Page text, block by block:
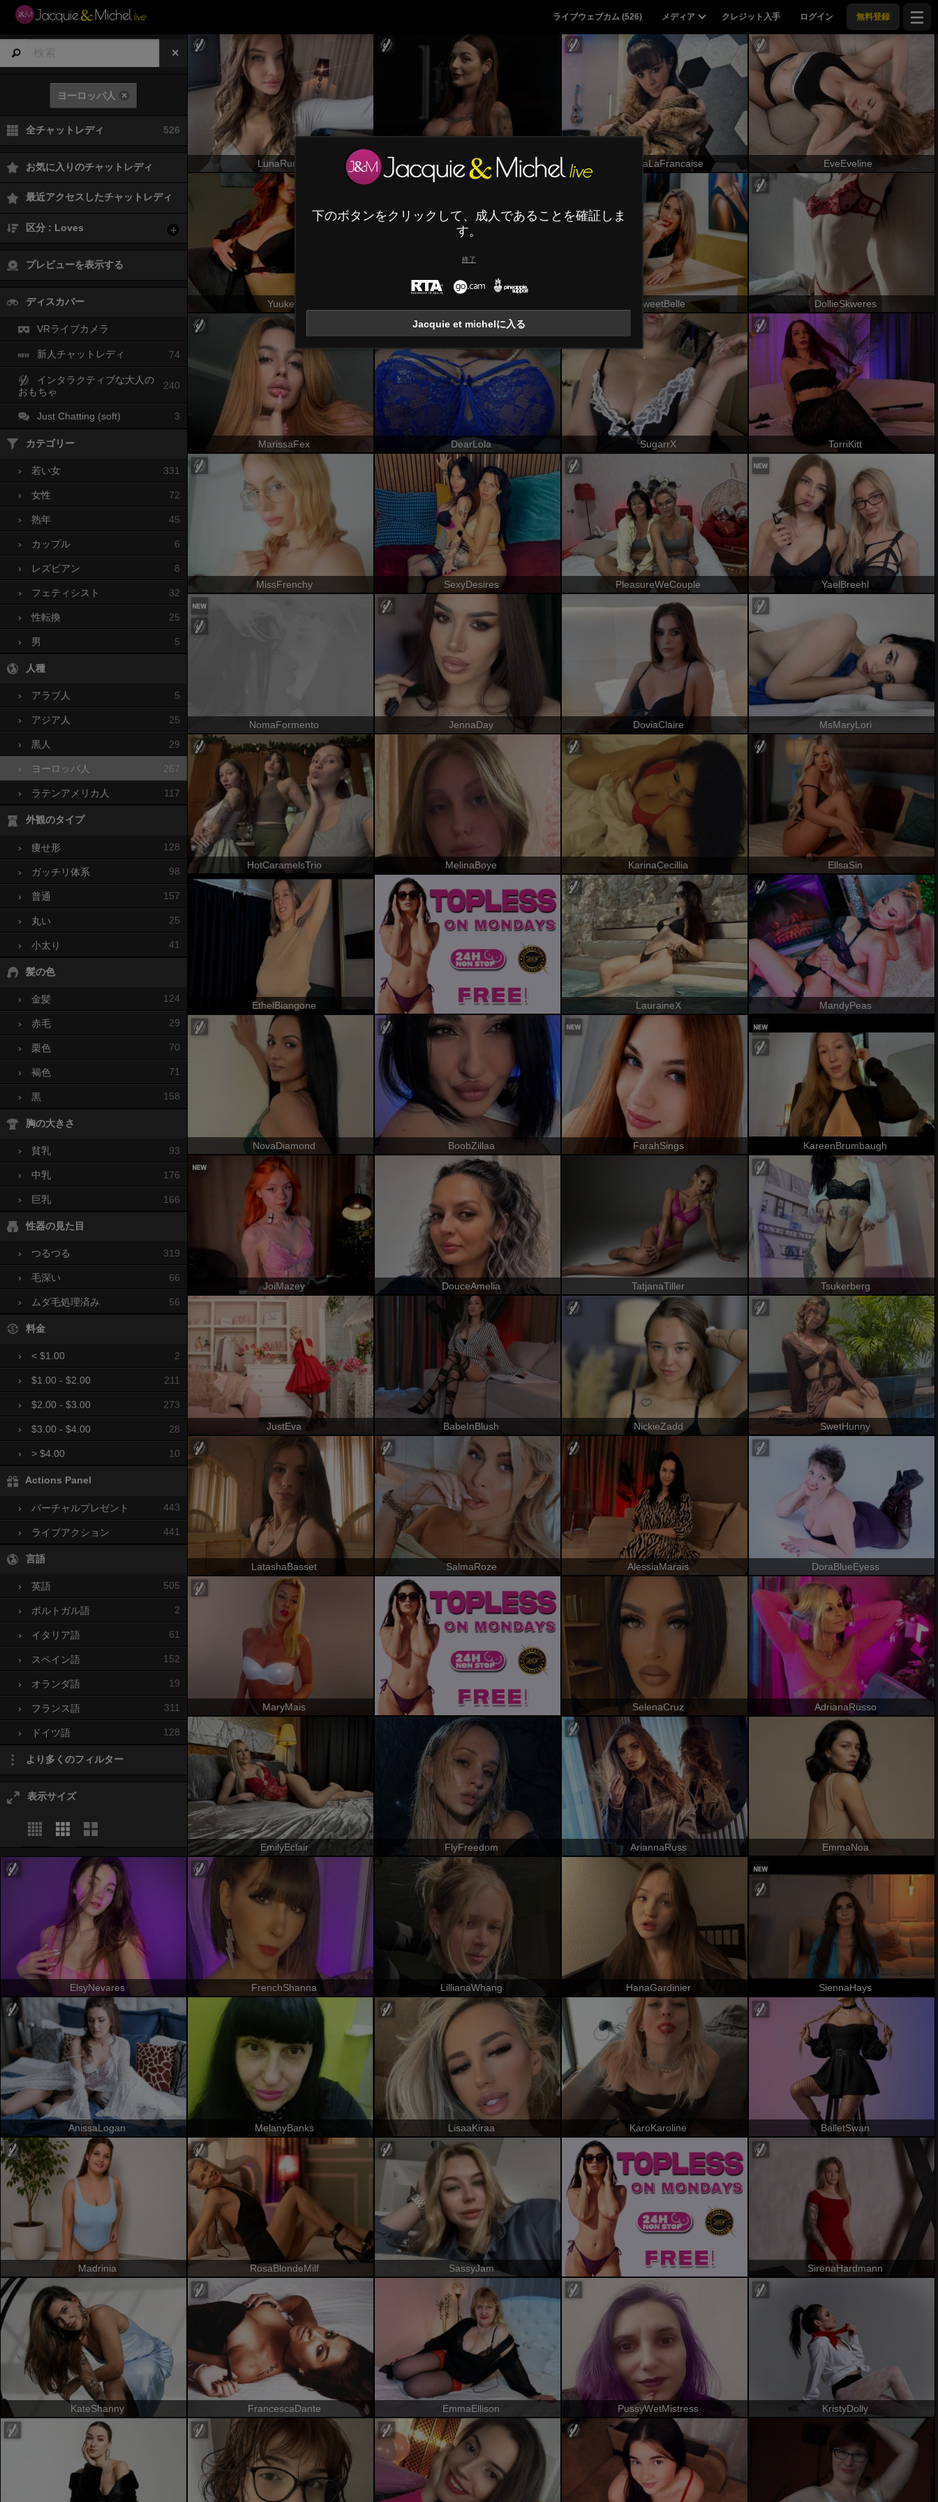
ライブウェブカム (526) メディア クレジット入手 ログイン 無料登録
ヨーロッパ人 ×
全チャットレディ 526
お気に入りのチャットレディ
最近アクセスしたチャットレディ
区分 : Loves +
プレビューを表示する
ディスカバー
VRライブカメラ
新人チャットレディ 74
インタラクティブな大人の
おもちゃ
240
Just Chatting (soft) 3
カテゴリー
› 若い女 331
› 女性 72
› 熟年 45
› カップル 6
› レズビアン 8
› フェティシスト 32
› 性転換 25
› 男 5
人種
› アラブ人 5
› アジア人 25
› 黒人 29
› ヨーロッパ人 267
› ラテンアメリカ人 117
外観のタイプ
› 痩せ形 128
› ガッチリ体系 98
› 普通 157
› 丸い 25
› 小太り 41
髪の色
› 金髪 124
› 赤毛 29
› 栗色 70
› 褐色 71
› 黒 158
胸の大きさ
› 貧乳 93
› 中乳 176
› 巨乳 166
性器の見た目
› つるつる 319
› 毛深い 66
› ムダ毛処理済み 56
料金
› < $1.00 2
› $1.00 - $2.00 211
› $2.00 - $3.00 273
› $3.00 - $4.00 28
› > $4.00 10
Actions Panel
› バーチャルプレゼント 443
› ライブアクション 441
言語
› 英語 505
› ポルトガル語 2
› イタリア語 61
› スペイン語 152
› オランダ語 19
› フランス語 311
› ドイツ語 128
より多くのフィルター
表示サイズ
LunaRundlett ArianaTattoos OrianaLaFrancaise EveEveline
Yuukenzi SweetBelle DollieSkweres
MarissaFex DearLola SugarrX TorriKitt
MissFrenchy SexyDesires PleasureWeCouple YaelBreehl
NomaFormento JennaDay DoviaClaire MsMaryLori
HotCaramelsTrio MelinaBoye KarinaCecillia EllsaSin
EthelBiangone LauraineX MandyPeas
NovaDiamond BoobZillaa FarahSings KareenBrumbaugh
JoiMazey DouceAmelia TatjanaTiller Tsukerberg
JustEva BabeInBlush NickieZadd SwetHunny
LatashaBasset SalmaRoze AlessiaMarais DoraBlueEyess
MaryMais SelenaCruz AdrianaRusso
EmilyEclair FlyFreedom AriannaRuss EmmaNoa
ElsyNevares FrenchShanna LillianaWhang HanaGardinier SiennaHays
AnissaLogan MelanyBanks LisaaKiraa KaroKaroline BalletSwan
Madrinia RosaBlondeMilf SassyJam SirenaHardmann
KateShanny FrancescaDante EmmaEllison PussyWetMistress KristyDolly
下のボタンをクリックして、成人であることを確証しま
す。
終了
Jacquie et michelに入る